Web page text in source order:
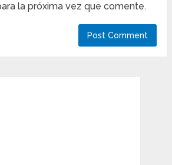
la próxima vez que comente.